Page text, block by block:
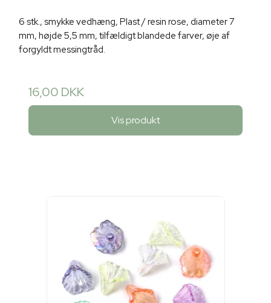
6 stk., smykke vedhæng, Plast / resin rose, diameter 7
mm, højde 5,5 mm, tilfældigt blandede farver, øje af
forgyldt messingtråd.
16,00 DKK
Vis produkt